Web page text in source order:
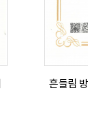
흔들림